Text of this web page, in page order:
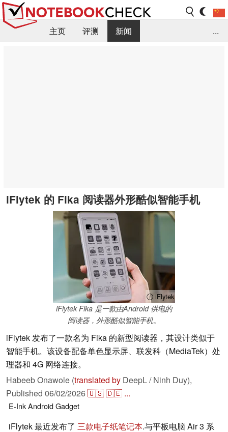
主页 评测
新闻
...
iFlytek 的 Fika 阅读器外形酷似智能手机
ⓘ iFlytek
iFlytek Fika 是一款由Android 供电的
阅读器，外形酷似智能手机。
iFlytek 发布了一款名为 Fika 的新型阅读器，其设计类似于
智能手机。该设备配备单色显示屏、联发科（MediaTek）处
理器和 4G 网络连接。
Habeeb Onawole (translated by DeepL / Ninh Duy),
Published 06/02/2026🇺🇸🇩🇪 ...
E-InkAndroidGadget
iFlytek 最近发布了 三款电子纸笔记本.与平板电脑 Air 3 系